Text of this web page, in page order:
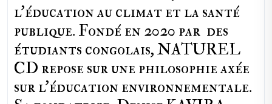
l'éducation au climat et la santé
publique. Fondé en 2020 par des
étudiants congolais, NATUREL
CD repose sur une philosophie axée
sur l'éducation environnementale.